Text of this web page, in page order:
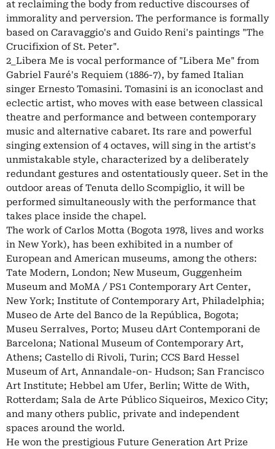
at reclaiming the body from reductive discourses of
immorality and perversion. The performance is formally
based on Caravaggio's and Guido Reni's paintings "The
Crucifixion of St. Peter".
2_Libera Me is vocal performance of "Libera Me" from
Gabriel Fauré's Requiem (1886-7), by famed Italian
singer Ernesto Tomasini. Tomasini is an iconoclast and
eclectic artist, who moves with ease between classical
theatre and performance and between contemporary
music and alternative cabaret. Its rare and powerful
singing extension of 4 octaves, will sing in the artist's
unmistakable style, characterized by a deliberately
redundant gestures and ostentatiously queer. Set in the
outdoor areas of Tenuta dello Scompiglio, it will be
performed simultaneously with the performance that
takes place inside the chapel.
The work of Carlos Motta (Bogota 1978, lives and works
in New York), has been exhibited in a number of
European and American museums, among the others:
Tate Modern, London; New Museum, Guggenheim
Museum and MoMA / PS1 Contemporary Art Center,
New York; Institute of Contemporary Art, Philadelphia;
Museo de Arte del Banco de la República, Bogota;
Museu Serralves, Porto; Museu dArt Contemporani de
Barcelona; National Museum of Contemporary Art,
Athens; Castello di Rivoli, Turin; CCS Bard Hessel
Museum of Art, Annandale-on- Hudson; San Francisco
Art Institute; Hebbel am Ufer, Berlin; Witte de With,
Rotterdam; Sala de Arte Público Siqueiros, Mexico City;
and many others public, private and independent
spaces around the world.
He won the prestigious Future Generation Art Prize